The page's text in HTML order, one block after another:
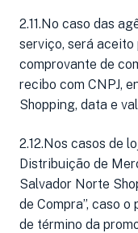
2.11.No caso das
serviço, será
comprovante de
recibo com CNPJ,
Shopping, data e
2.12.Nos casos de
Distribuição de
Salvador Norte
de Compra”, caso
de término da